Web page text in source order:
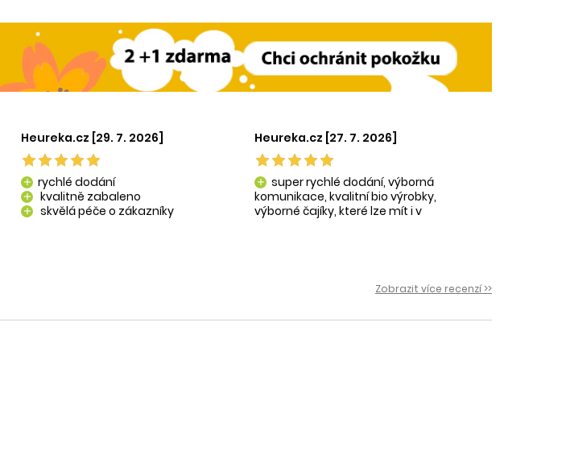
Heureka.cz [29. 7. 2026]
add rychlé dodání
add kvalitně zabaleno
add skvělá péče o zákazníky
Heureka.cz [27. 7. 2026]
add super rychlé dodání, výborná
komunikace, kvalitní bio výrobky,
výborné čajíky, které lze mít i v
Zobrazit více recenzí >>